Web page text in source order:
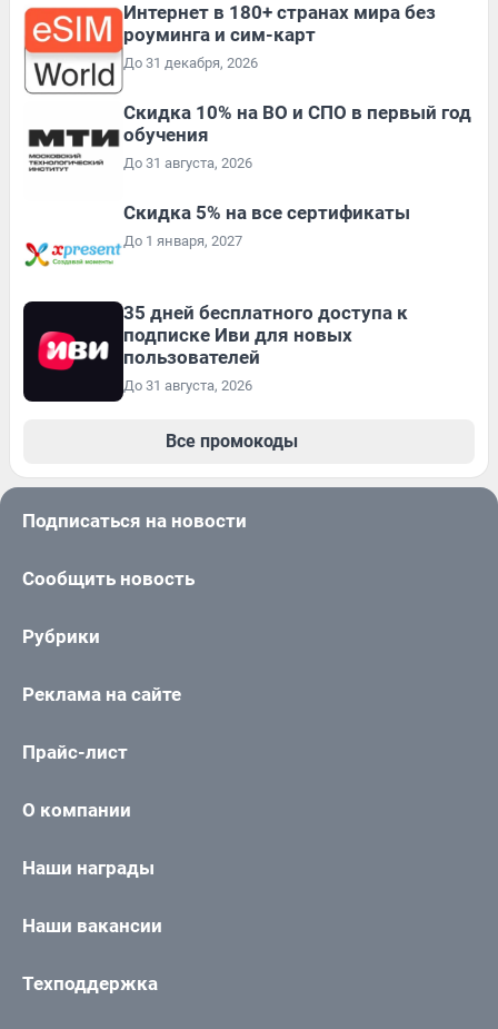
Интернет в 180+ странах мира без
роуминга и сим-карт
До 31 декабря, 2026
Скидка 10% на ВО и СПО в первый год
обучения
До 31 августа, 2026
Скидка 5% на все сертификаты
До 1 января, 2027
35 дней бесплатного доступа к
подписке Иви для новых
пользователей
До 31 августа, 2026
Все промокоды
Подписаться на новости
Сообщить новость
Рубрики
Реклама на сайте
Прайс-лист
О компании
Наши награды
Наши вакансии
Техподдержка